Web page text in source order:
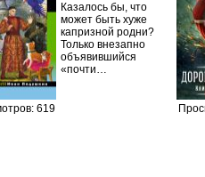
619
Казалось бы, что
может быть хуже
капризной родни?
Только внезапно
объявившийся
«почти…